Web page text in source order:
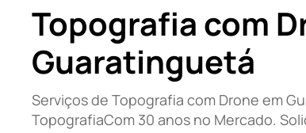
Topografia com
Guaratinguetá
Serviços de Topografia com Drone em
TopografiaCom 30 anos no Mercado.